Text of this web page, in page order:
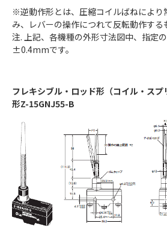
※逆動作形とは、圧縮コイルばねにより
み、レバーの操作につれて反転動作する
注. 上記、各機種の外形寸法図中、指定
±0.4mmです。
フレキシブル・ロッド形（コイル・スプ
形Z-15GNJ55-B